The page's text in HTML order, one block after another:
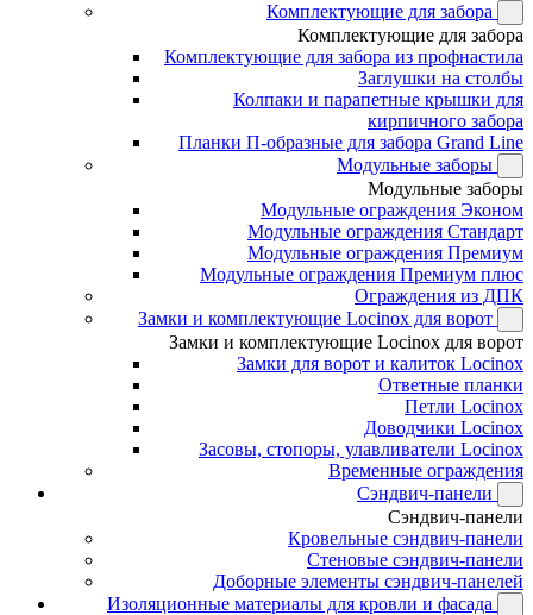
Комплектующие для забора
Комплектующие для забора
Комплектующие для забора из профнастила
Заглушки на столбы
Колпаки и парапетные крышки для
кирпичного забора
Планки П-образные для забора Grand Line
Модульные заборы
Модульные заборы
Модульные ограждения Эконом
Модульные ограждения Стандарт
Модульные ограждения Премиум
Модульные ограждения Премиум плюс
Ограждения из ДПК
Замки и комплектующие Locinox для ворот
Замки и комплектующие Locinox для ворот
Замки для ворот и калиток Locinox
Ответные планки
Петли Locinox
Доводчики Locinox
Засовы, стопоры, улавливатели Locinox
Временные ограждения
Сэндвич-панели
Сэндвич-панели
Кровельные сэндвич-панели
Стеновые сэндвич-панели
Доборные элементы сэндвич-панелей
Изоляционные материалы для кровли и фасада